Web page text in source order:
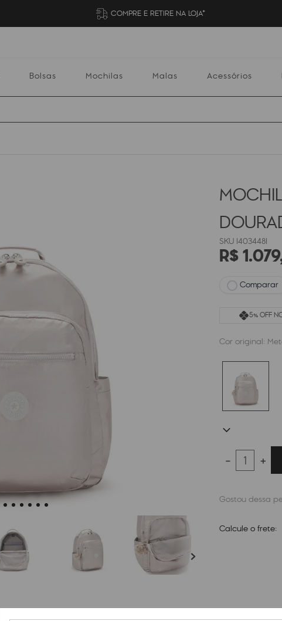
COMPRE E RETIRE NA LOJA*
Bolsas Mochilas Malas Acessórios
I403448I
R$1.079
Comparar
5% OFF
Cor original:
＋
－
Calcule o frete: